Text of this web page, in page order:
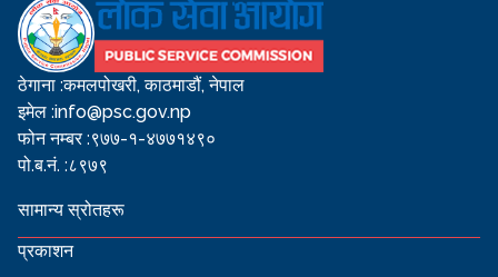
ठेगाना :कमलपोखरी, काठमाडौं, नेपाल
इमेल :info@psc.gov.np
फोन नम्बर :९७७-१-४७७१४९०
पो.ब.नं. :८९७९
सामान्य स्रोतहरू
प्रकाशन